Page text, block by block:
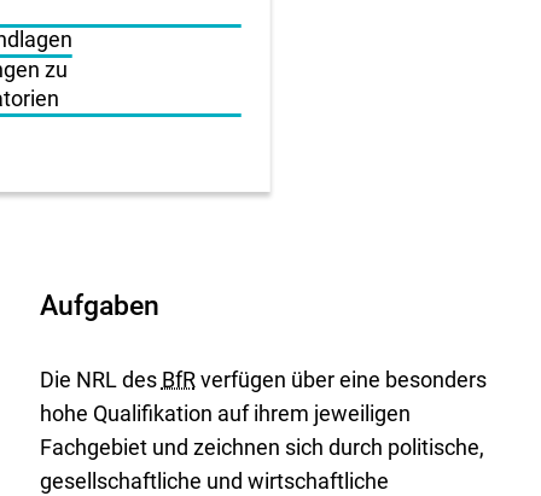
zu
Aufgaben
Die NRL des BfRverfügen über eine besonders
hohe Qualifikation auf ihrem jeweiligen
Fachgebiet und zeichnen sich durch politische,
gesellschaftliche und wirtschaftliche